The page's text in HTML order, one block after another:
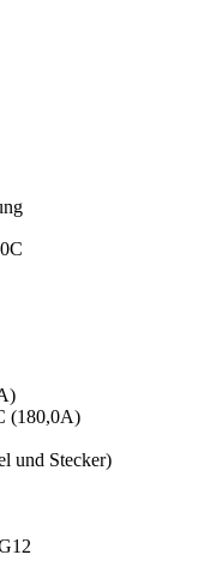
(180,0A)
und Stecker)